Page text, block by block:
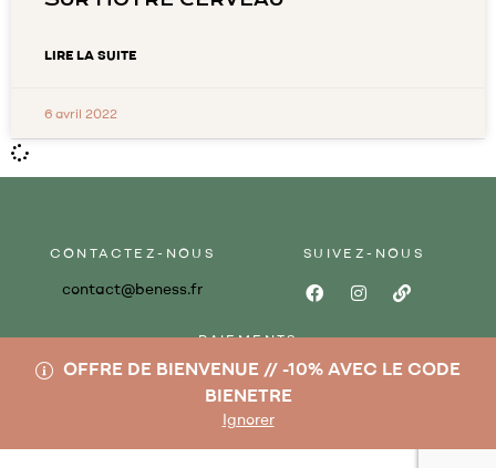
LIRE LA SUITE
6 avril 2022
CONTACTEZ-NOUS
contact@beness.fr
SUIVEZ-NOUS
PAIEMENTS
OFFRE DE BIENVENUE // -10% AVEC LE CODE
BIENETRE
Ignorer